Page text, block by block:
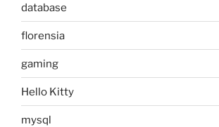
database
florensia
gaming
Hello Kitty
mysql